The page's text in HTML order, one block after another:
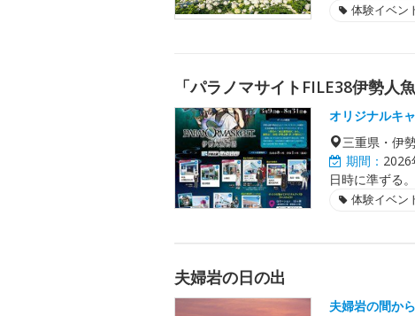
体験イベン
「パラノマサイトFILE38伊勢人
オリジナルキ
三重県・伊
期間：
日時に準ずる。
体験イベン
夫婦岩の日の出
夫婦岩の間か